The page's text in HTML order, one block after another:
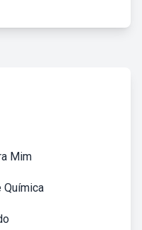
Mim
Química